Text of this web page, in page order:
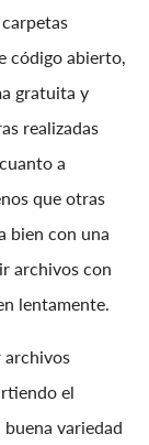
código abierto,
gratuita y
realizadas
a
que otras
bien con una
archivos con
lentamente.
archivos
el
variedad